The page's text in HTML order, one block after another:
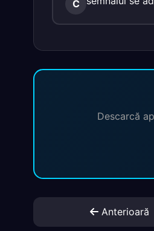
C
Descarcă
Anterioară